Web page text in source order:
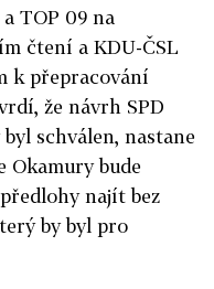
TOP 09 na
čtení a KDU-ČSL
k přepracování
že návrh SPD
schválen, nastane
Okamury bude
najít bez
by byl pro